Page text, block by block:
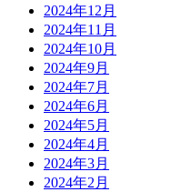
2024年12月
2024年11月
2024年10月
2024年9月
2024年7月
2024年6月
2024年5月
2024年4月
2024年3月
2024年2月